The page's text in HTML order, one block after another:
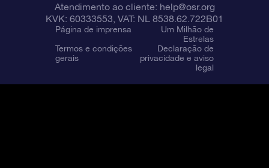
Atendimento ao cliente: help@osr.org
KVK: 60333553, VAT: NL 8538.62.722B01
Página de imprensa
Um Milhão de
Estrelas
Termos e condições
gerais
Declaração de
privacidade e aviso
legal